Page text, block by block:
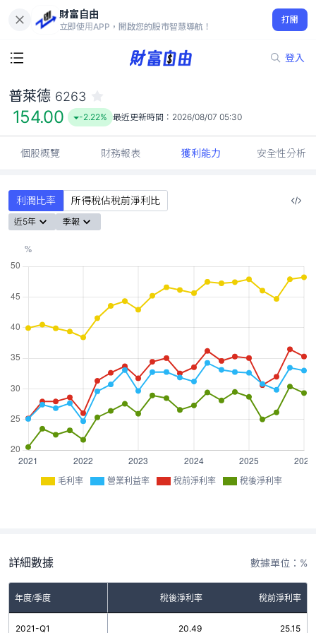
財富自由
立即使用APP，開啟您的股市智慧導航！
打開
登入
154.00
-2.22%
普萊德 6263
154.00 -2.22% 最近更新時間： 2026/08/07 05:30
個股概覽 財務報表 獲利能力 安全性分析
利潤比率 所得稅佔稅前淨利比
近5年 季報
毛利率 營業利益率 稅前淨利率 稅後淨利率
詳細數據 數據單位：%
年度/季度 稅後淨利率 稅前淨利率
2021-Q1 20.49 25.15